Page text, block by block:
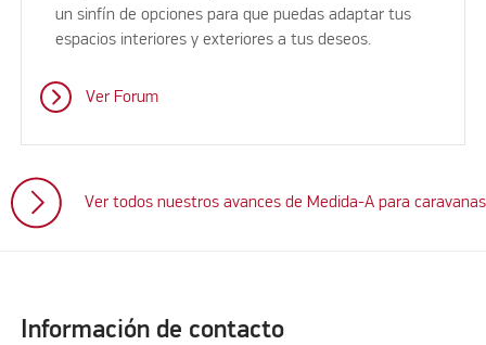
un sinfín de opciones para que puedas adaptar tus
espacios interiores y exteriores a tus deseos.
Ver Forum
Ver todos nuestros avances de Medida-A para caravanas
Información de contacto